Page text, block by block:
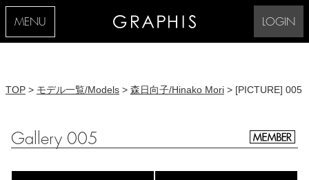
MENU LOGIN
TOP > モデル一覧/Models > 森日向子/Hinako Mori > [PICTURE] 005
Gallery 005